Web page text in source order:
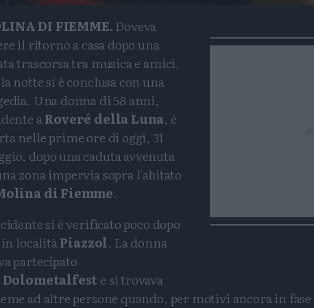
DI FIEMME.Doveva
il ritorno a casa dopo una
trascorsa tra musica e amici,
notte si è conclusa con una
Una donna di 58 anni,
aRoveré della Luna, è
nelle prime ore di oggi, 31
dopo una caduta avvenuta
zona impervia sopra l'abitato
di Fiemme.
si è verificato poco dopo
in localitàPiazzol. La donna
partecipato
Dolometalfest e si trovava
ad altre persone quando, per motivi ancora in